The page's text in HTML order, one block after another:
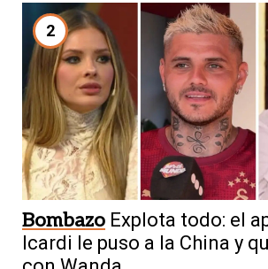
2
Bombazo Explota todo: el
Icardi le puso a la China y